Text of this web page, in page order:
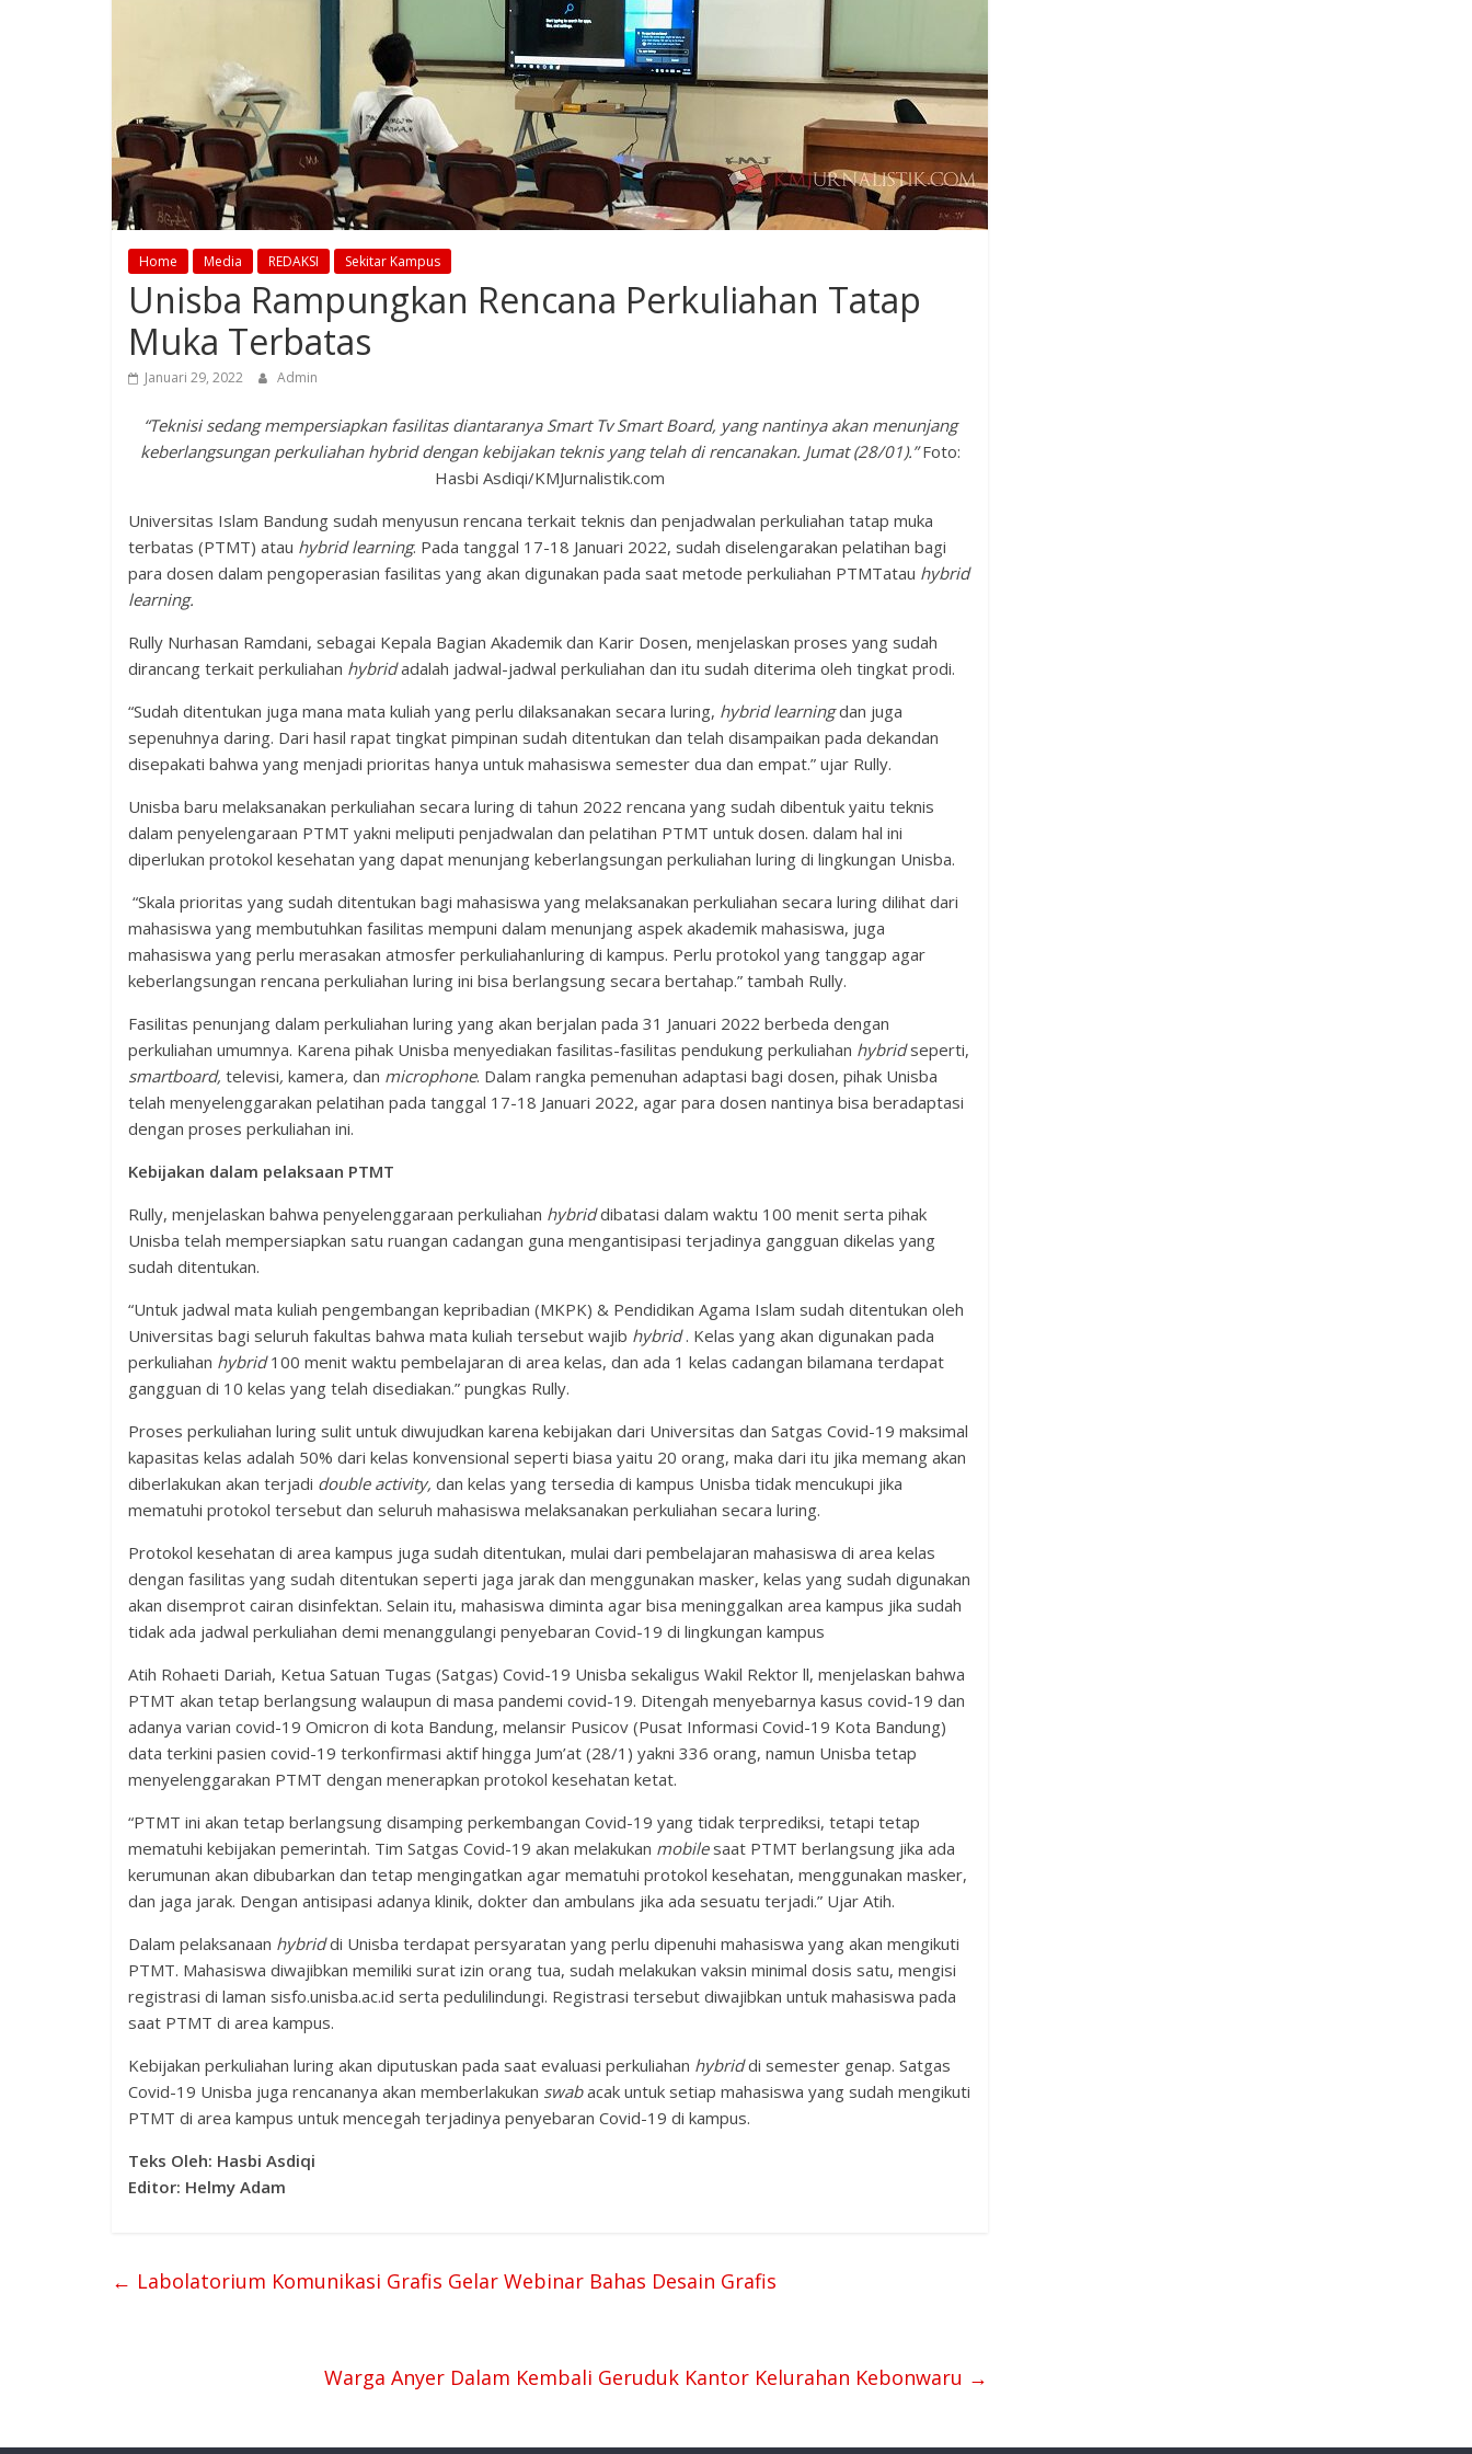
Home Media REDAKSI Sekitar Kampus
Unisba Rampungkan Rencana Perkuliahan Tatap
Muka Terbatas
Januari 29, 2022 Admin
“Teknisi sedang mempersiapkan fasilitas diantaranya Smart Tv Smart Board, yang nantinya akan menunjang
keberlangsungan perkuliahan hybrid dengan kebijakan teknis yang telah di rencanakan. Jumat (28/01).”Foto:
Hasbi Asdiqi/KMJurnalistik.com
Universitas Islam Bandung sudah menyusun rencana terkait teknis dan penjadwalan perkuliahan tatap muka
terbatas (PTMT) atau hybrid learning. Pada tanggal 17-18 Januari 2022, sudah diselengarakan pelatihan bagi
para dosen dalam pengoperasian fasilitas yang akan digunakan pada saat metode perkuliahan PTMTatau hybrid
learning.
Rully Nurhasan Ramdani, sebagai Kepala Bagian Akademik dan Karir Dosen, menjelaskan proses yang sudah
dirancang terkait perkuliahan hybridadalah jadwal-jadwal perkuliahan dan itu sudah diterima oleh tingkat prodi.
“Sudah ditentukan juga mana mata kuliah yang perlu dilaksanakan secara luring, hybrid learningdan juga
sepenuhnya daring. Dari hasil rapat tingkat pimpinan sudah ditentukan dan telah disampaikan pada dekandan
disepakati bahwa yang menjadi prioritas hanya untuk mahasiswa semester dua dan empat.” ujar Rully.
Unisba baru melaksanakan perkuliahan secara luring di tahun 2022 rencana yang sudah dibentuk yaitu teknis
dalam penyelengaraan PTMT yakni meliputi penjadwalan dan pelatihan PTMT untuk dosen. dalam hal ini
diperlukan protokol kesehatan yang dapat menunjang keberlangsungan perkuliahan luring di lingkungan Unisba.
“Skala prioritas yang sudah ditentukan bagi mahasiswa yang melaksanakan perkuliahan secara luring dilihat dari
mahasiswa yang membutuhkan fasilitas mempuni dalam menunjang aspek akademik mahasiswa, juga
mahasiswa yang perlu merasakan atmosfer perkuliahanluring di kampus. Perlu protokol yang tanggap agar
keberlangsungan rencana perkuliahan luring ini bisa berlangsung secara bertahap.” tambah Rully.
Fasilitas penunjang dalam perkuliahan luring yang akan berjalan pada 31 Januari 2022 berbeda dengan
perkuliahan umumnya. Karena pihak Unisba menyediakan fasilitas-fasilitas pendukung perkuliahan hybridseperti,
smartboard, televisi, kamera, dan microphone. Dalam rangka pemenuhan adaptasi bagi dosen, pihak Unisba
telah menyelenggarakan pelatihan pada tanggal 17-18 Januari 2022, agar para dosen nantinya bisa beradaptasi
dengan proses perkuliahan ini.
Kebijakan dalam pelaksaan PTMT
Rully, menjelaskan bahwa penyelenggaraan perkuliahan hybriddibatasi dalam waktu 100 menit serta pihak
Unisba telah mempersiapkan satu ruangan cadangan guna mengantisipasi terjadinya gangguan dikelas yang
sudah ditentukan.
“Untuk jadwal mata kuliah pengembangan kepribadian (MKPK) & Pendidikan Agama Islam sudah ditentukan oleh
Universitas bagi seluruh fakultas bahwa mata kuliah tersebut wajib hybrid. Kelas yang akan digunakan pada
perkuliahan hybrid100 menit waktu pembelajaran di area kelas, dan ada 1 kelas cadangan bilamana terdapat
gangguan di 10 kelas yang telah disediakan.” pungkas Rully.
Proses perkuliahan luring sulit untuk diwujudkan karena kebijakan dari Universitas dan Satgas Covid-19 maksimal
kapasitas kelas adalah 50% dari kelas konvensional seperti biasa yaitu 20 orang, maka dari itu jika memang akan
diberlakukan akan terjadi double activity, dan kelas yang tersedia di kampus Unisba tidak mencukupi jika
mematuhi protokol tersebut dan seluruh mahasiswa melaksanakan perkuliahan secara luring.
Protokol kesehatan di area kampus juga sudah ditentukan, mulai dari pembelajaran mahasiswa di area kelas
dengan fasilitas yang sudah ditentukan seperti jaga jarak dan menggunakan masker, kelas yang sudah digunakan
akan disemprot cairan disinfektan. Selain itu, mahasiswa diminta agar bisa meninggalkan area kampus jika sudah
tidak ada jadwal perkuliahan demi menanggulangi penyebaran Covid-19 di lingkungan kampus
Atih Rohaeti Dariah, Ketua Satuan Tugas (Satgas) Covid-19 Unisba sekaligus Wakil Rektor ll, menjelaskan bahwa
PTMT akan tetap berlangsung walaupun di masa pandemi covid-19. Ditengah menyebarnya kasus covid-19 dan
adanya varian covid-19 Omicron di kota Bandung, melansir Pusicov (Pusat Informasi Covid-19 Kota Bandung)
data terkini pasien covid-19 terkonfirmasi aktif hingga Jum’at (28/1) yakni 336 orang, namun Unisba tetap
menyelenggarakan PTMT dengan menerapkan protokol kesehatan ketat.
“PTMT ini akan tetap berlangsung disamping perkembangan Covid-19 yang tidak terprediksi, tetapi tetap
mematuhi kebijakan pemerintah. Tim Satgas Covid-19 akan melakukan mobilesaat PTMT berlangsung jika ada
kerumunan akan dibubarkan dan tetap mengingatkan agar mematuhi protokol kesehatan, menggunakan masker,
dan jaga jarak. Dengan antisipasi adanya klinik, dokter dan ambulans jika ada sesuatu terjadi.” Ujar Atih.
Dalam pelaksanaan hybriddi Unisba terdapat persyaratan yang perlu dipenuhi mahasiswa yang akan mengikuti
PTMT. Mahasiswa diwajibkan memiliki surat izin orang tua, sudah melakukan vaksin minimal dosis satu, mengisi
registrasi di laman sisfo.unisba.ac.id serta pedulilindungi. Registrasi tersebut diwajibkan untuk mahasiswa pada
saat PTMT di area kampus.
Kebijakan perkuliahan luring akan diputuskan pada saat evaluasi perkuliahan hybriddi semester genap. Satgas
Covid-19 Unisba juga rencananya akan memberlakukan swabacak untuk setiap mahasiswa yang sudah mengikuti
PTMT di area kampus untuk mencegah terjadinya penyebaran Covid-19 di kampus.
Teks Oleh: Hasbi Asdiqi
Editor: Helmy Adam
← Labolatorium Komunikasi Grafis Gelar Webinar Bahas Desain Grafis
Warga Anyer Dalam Kembali Geruduk Kantor Kelurahan Kebonwaru →